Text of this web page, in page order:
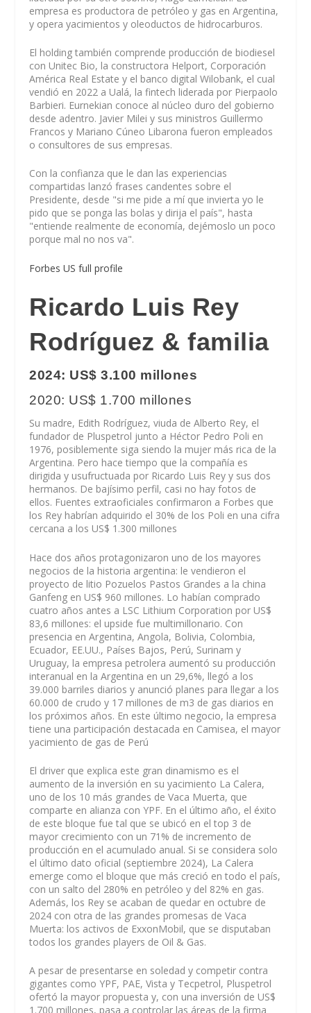
empresa es productora de petróleo y gas en Argentina,
y opera yacimientos y oleoductos de hidrocarburos.
El holding también comprende producción de biodiesel
con Unitec Bio, la constructora Helport, Corporación
América Real Estate y el banco digital Wilobank, el cual
vendió en 2022 a Ualá, la fintech liderada por Pierpaolo
Barbieri. Eurnekian conoce al núcleo duro del gobierno
desde adentro. Javier Milei y sus ministros Guillermo
Francos y Mariano Cúneo Libarona fueron empleados
o consultores de sus empresas.
Con la confianza que le dan las experiencias
compartidas lanzó frases candentes sobre el
Presidente, desde "si me pide a mí que invierta yo le
pido que se ponga las bolas y dirija el país", hasta
"entiende realmente de economía, dejémoslo un poco
porque mal no nos va".
Forbes US full profile
Ricardo Luis Rey
Rodríguez & familia
2024: US$ 3.100 millones
2020: US$ 1.700 millones
Su madre, Edith Rodríguez, viuda de Alberto Rey, el
fundador de Pluspetrol junto a Héctor Pedro Poli en
1976, posiblemente siga siendo la mujer más rica de la
Argentina. Pero hace tiempo que la compañía es
dirigida y usufructuada por Ricardo Luis Rey y sus dos
hermanos. De bajísimo perfil, casi no hay fotos de
ellos. Fuentes extraoficiales confirmaron a Forbes que
los Rey habrían adquirido el 30% de los Poli en una cifra
cercana a los US$ 1.300 millones
Hace dos años protagonizaron uno de los mayores
negocios de la historia argentina: le vendieron el
proyecto de litio Pozuelos Pastos Grandes a la china
Ganfeng en US$ 960 millones. Lo habían comprado
cuatro años antes a LSC Lithium Corporation por US$
83,6 millones: el upside fue multimillonario. Con
presencia en Argentina, Angola, Bolivia, Colombia,
Ecuador, EE.UU., Países Bajos, Perú, Surinam y
Uruguay, la empresa petrolera aumentó su producción
interanual en la Argentina en un 29,6%, llegó a los
39.000 barriles diarios y anunció planes para llegar a los
60.000 de crudo y 17 millones de m3 de gas diarios en
los próximos años. En este último negocio, la empresa
tiene una participación destacada en Camisea, el mayor
yacimiento de gas de Perú
El driver que explica este gran dinamismo es el
aumento de la inversión en su yacimiento La Calera,
uno de los 10 más grandes de Vaca Muerta, que
comparte en alianza con YPF. En el último año, el éxito
de este bloque fue tal que se ubicó en el top 3 de
mayor crecimiento con un 71% de incremento de
producción en el acumulado anual. Si se considera solo
el último dato oficial (septiembre 2024), La Calera
emerge como el bloque que más creció en todo el país,
con un salto del 280% en petróleo y del 82% en gas.
Además, los Rey se acaban de quedar en octubre de
2024 con otra de las grandes promesas de Vaca
Muerta: los activos de ExxonMobil, que se disputaban
todos los grandes players de Oil & Gas.
A pesar de presentarse en soledad y competir contra
gigantes como YPF, PAE, Vista y Tecpetrol, Pluspetrol
ofertó la mayor propuesta y, con una inversión de US$
1.700 millones, pasa a controlar las áreas de la firma